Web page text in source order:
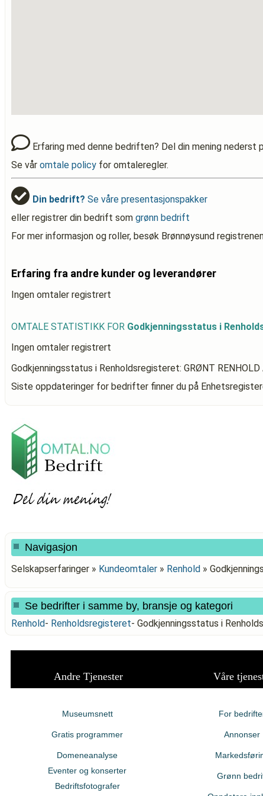
Erfaring med denne bedriften? Del din mening nederst
Se vår omtale policy for omtaleregler.
Din bedrift? Se våre presentasjonspakker
eller registrer din bedrift som grønn bedrift
For mer informasjon og roller, besøk Brønnøysund
Erfaring fra andre kunder og leverandører
Ingen omtaler registrert
OMTALE STATISTIKK FOR Godkjenningsstatus i
Ingen omtaler registrert
Godkjenningsstatus i Renholdsregisteret: GRØNT RENHOLD
Siste oppdateringer for bedrifter finner du på
Navigasjon
Selskapserfaringer » Kundeomtaler » Renhold »
Se bedrifter i samme by, bransje og kategori
Renhold- Renholdsregisteret- Godkjenningsstatus i
Andre Tjenester Våre
Museumsnett
Gratis programmer
Domeneanalyse
Eventer og konserter
Bedriftsfotografer
For
Annonser
Grønn